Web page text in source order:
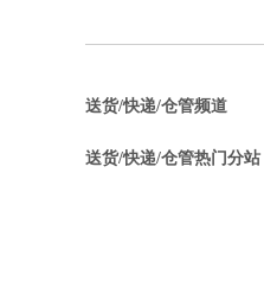
送货/快递/仓管频道
送货/快递/仓管热门分站